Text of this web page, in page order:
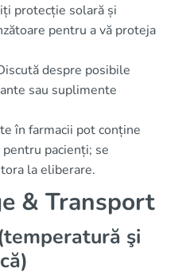
protecție solară și
pentru a vă proteja
despre posibile
sau suplimente
în farmacii pot conține
pacienți; se
la eliberare.
& Transport
şi